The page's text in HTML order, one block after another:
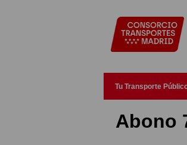
Tu Transporte
Abono